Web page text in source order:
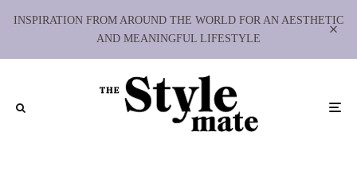
INSPIRATION FROM AROUND THE WORLD FOR AN AESTHETIC
AND MEANINGFUL LIFESTYLE